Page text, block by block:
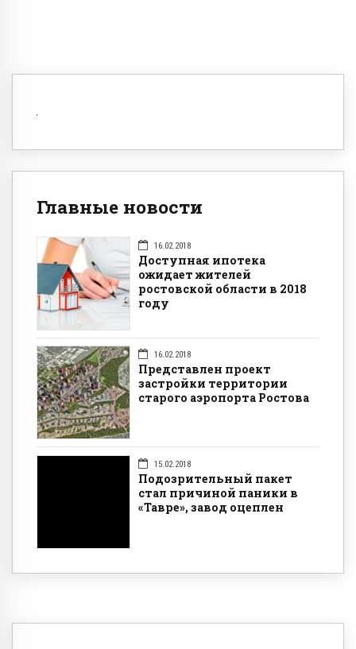
Главные новости
16.02.2018
Доступная ипотека
ожидает жителей
ростовской области в 2018
году
16.02.2018
Представлен проект
застройки территории
старого аэропорта Ростова
15.02.2018
Подозрительный пакет
стал причиной паники в
«Тавре», завод оцеплен